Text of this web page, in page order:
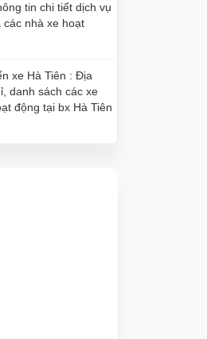
tin chi tiết dịch vụ
các nhà xe hoạt
xe Hà Tiên : Địa
danh sách các xe
động tại bx Hà Tiên